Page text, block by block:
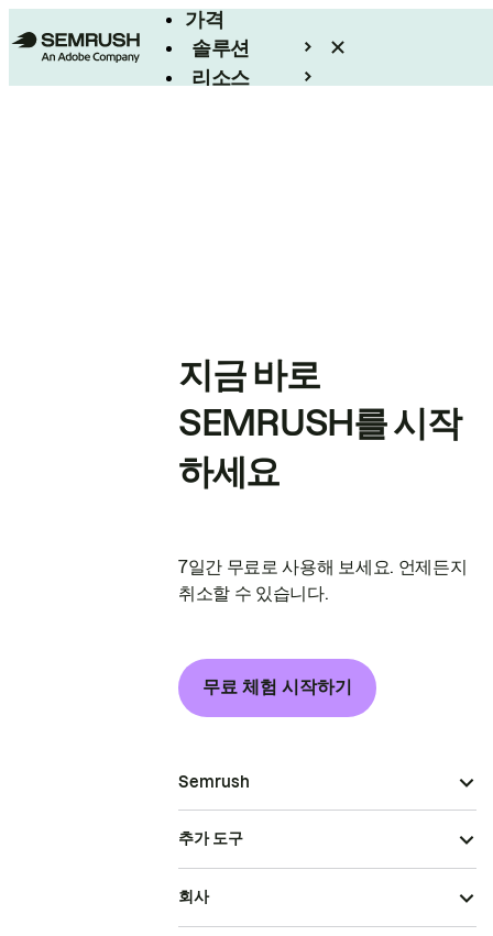
가격
솔루션
리소스
지금 바로
SEMRUSH를 시작
하세요
7일간 무료로 사용해 보세요. 언제든지
취소할 수 있습니다.
무료 체험 시작하기
Semrush
추가 도구
회사